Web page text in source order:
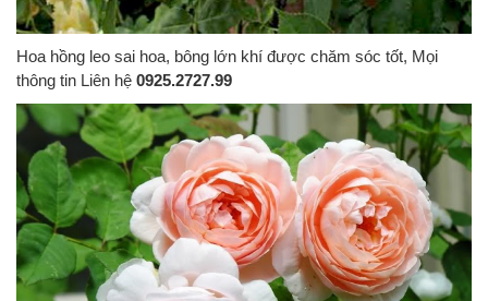
Hoa hồng leo sai hoa, bông lớn khí được chăm sóc tốt, Mọi
thông tin Liên hệ 0925.2727.99